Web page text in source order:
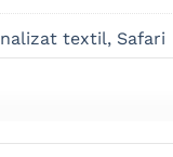
textil, Safari